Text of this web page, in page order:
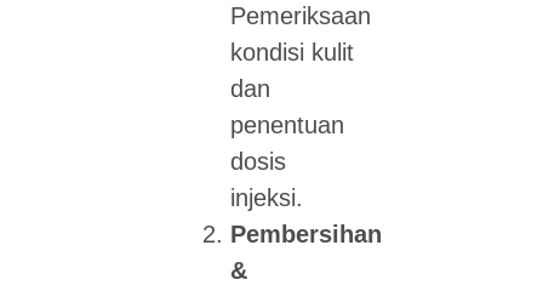
Pemeriksaan
kondisi kulit
dan
penentuan
dosis
injeksi.
Pembersihan
&